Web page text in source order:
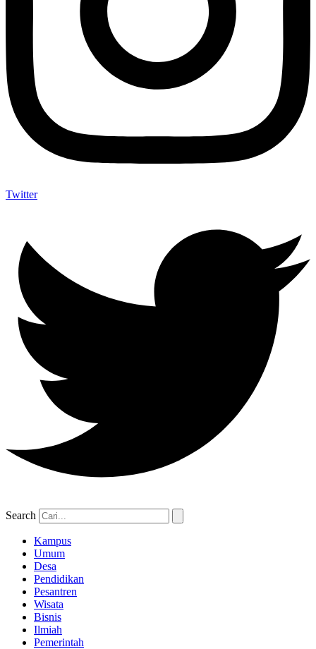
Twitter
Search
Kampus
Umum
Desa
Pendidikan
Pesantren
Wisata
Bisnis
Ilmiah
Pemerintah